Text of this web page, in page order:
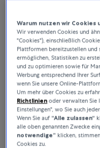
Warum nutzen wir Cookies
Wir verwenden Cookies und
"Cookies"), einschließlich
Plattformen bereitzustellen und
ermöglichen, Statistiken zu
und zu optimieren sowie für
Werbung entsprechend Ihrer
wenn Sie unsere Online-
Um mehr über Cookies zu
Richtlinien oder verwalten Sie
Einstellungen", wo Sie auch
Wenn Sie auf “Alle zulassen“
alle oben genannten Zwecke
notwendige” klicken,
Cookies zu.